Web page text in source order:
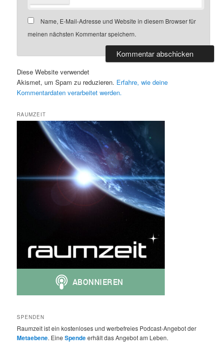
Name, E-Mail-Adresse und Website in diesem Browser für
meinen nächsten Kommentar speichern.
Diese Website verwendet
Akismet, um Spam zu reduzieren. Erfahre, wie deine
Kommentardaten verarbeitet werden.
RAUMZEIT
SPENDEN
Raumzeit ist ein kostenloses und werbefreies Podcast-Angebot der
Metaebene. EineSpendeerhält das Angebot am Leben.